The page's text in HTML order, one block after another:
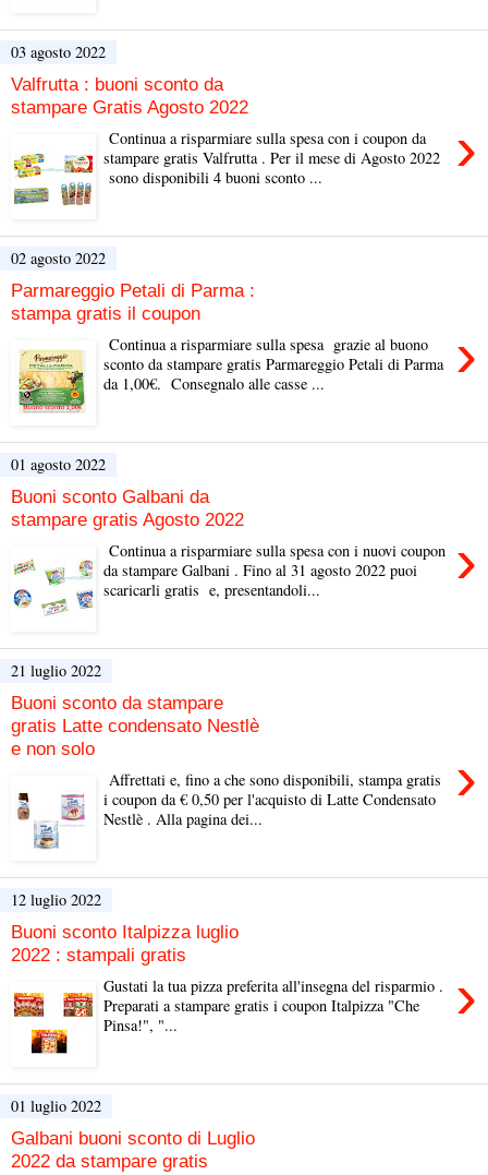
03 agosto 2022
Valfrutta : buoni sconto da
stampare Gratis Agosto 2022
›
Continua a risparmiare sulla spesa con i coupon da
stampare gratis Valfrutta . Per il mese di Agosto 2022
sono disponibili 4 buoni sconto ...
02 agosto 2022
Parmareggio Petali di Parma :
stampa gratis il coupon
›
Continua a risparmiare sulla spesa grazie al buono
sconto da stampare gratis Parmareggio Petali di Parma
da 1,00€. Consegnalo alle casse ...
01 agosto 2022
Buoni sconto Galbani da
stampare gratis Agosto 2022
›
Continua a risparmiare sulla spesa con i nuovi coupon
da stampare Galbani . Fino al 31 agosto 2022 puoi
scaricarli gratis e, presentandoli...
21 luglio 2022
Buoni sconto da stampare
gratis Latte condensato Nestlè
e non solo
›
Affrettati e, fino a che sono disponibili, stampa gratis
i coupon da € 0,50 per l'acquisto di Latte Condensato
Nestlè . Alla pagina dei...
12 luglio 2022
Buoni sconto Italpizza luglio
2022 : stampali gratis
›
Gustati la tua pizza preferita all'insegna del risparmio .
Preparati a stampare gratis i coupon Italpizza "Che
Pinsa!", "...
01 luglio 2022
Galbani buoni sconto di Luglio
2022 da stampare gratis